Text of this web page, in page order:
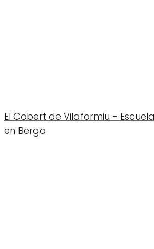
El Cobert de Vilaformiu -
en Berga